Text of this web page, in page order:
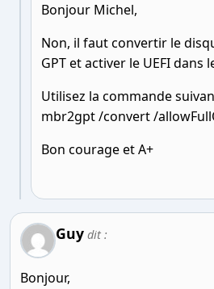
Bonjour Michel,
Non, il faut convertir le
GPT et activer le UEFI dans
Utilisez la commande
mbr2gpt /convert /
Bon courage et A+
Guy dit :
Bonjour,